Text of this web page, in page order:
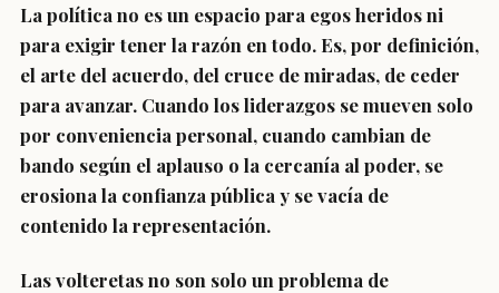
La política no es un espacio para egos heridos ni
para exigir tener la razón en todo. Es, por definición,
el arte del acuerdo, del cruce de miradas, de ceder
para avanzar. Cuando los liderazgos se mueven solo
por conveniencia personal, cuando cambian de
bando según el aplauso o la cercanía al poder, se
erosiona la confianza pública y se vacía de
contenido la representación.
Las volteretas no son solo un problema de